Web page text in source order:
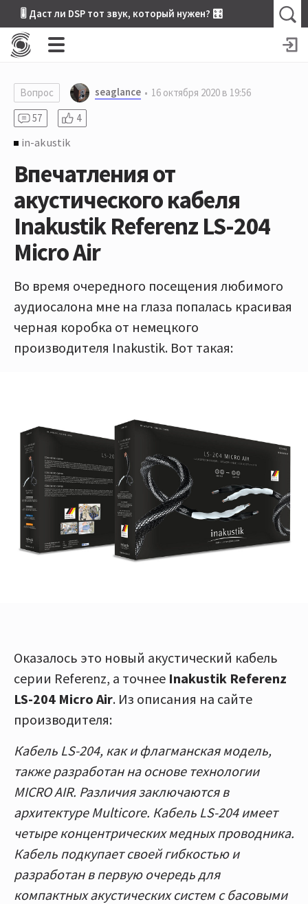
🎚 Даст ли DSP тот звук, который нужен? 🎛
Вопрос seaglance
16 октября 2020 в 19:56
57
4
in-akustik
Впечатления от
акустического кабеля
Inakustik Referenz LS-204
Micro Air
Во время очередного посещения любимого
аудиосалона мне на глаза попалась красивая
черная коробка от немецкого
производителя Inakustik. Вот такая:
Оказалось это новый акустический кабель
серии Referenz, а точнее Inakustik Referenz
LS-204 Micro Air. Из описания на сайте
производителя:
Кабель LS-204, как и флагманская модель,
также разработан на основе технологии
MICRO AIR. Различия заключаются в
архитектуре Multicore. Кабель LS-204 имеет
четыре концентрических медных проводника.
Кабель подкупает своей гибкостью и
разработан в первую очередь для
компактных акустических систем с басовыми